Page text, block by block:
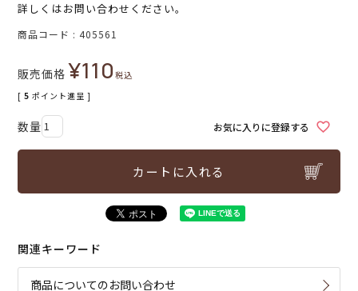
詳しくはお問い合わせください。
商品コード 405561
販売価格 ¥110税込
[ 5 ポイント進呈 ]
お気に入りに登録する
カートに入れる
関連キーワード
商品についてのお問い合わせ